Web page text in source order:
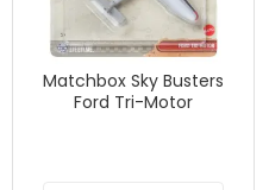
Matchbox Sky Busters
Ford Tri-Motor